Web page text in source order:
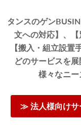
タンスのゲン
文への対応】、【
【搬入・組立設置
どのサービスを
様々なニー
≫ 法人様向け